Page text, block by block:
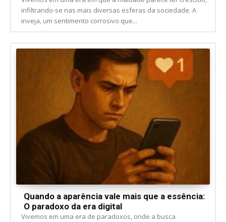
infiltrando-se nas mais diversas esferas da sociedade. A
inveja, um sentimento corrosivo que...
Quando a aparência vale mais que a essência:
O paradoxo da era digital
Vivemos em uma era de paradoxos, onde a busca